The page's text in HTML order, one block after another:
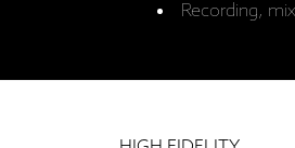
Recording,